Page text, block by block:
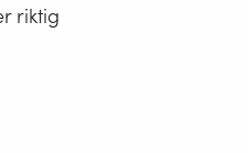
riktig